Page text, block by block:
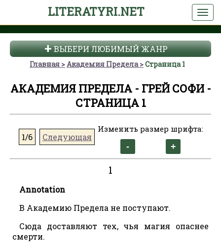
LITERATYRI.NET
ВЫБЕРИ ЛЮБИМЫЙ ЖАНР
Главная Академия Предела Страница 1
АКАДЕМИЯ ПРЕДЕЛА - ГРЕЙ СОФИ -
СТРАНИЦА 1
1/6 Следующая
Изменить размер шрифта:
1
Annotation
В Академию Предела не поступают.
Сюда доставляют тех, чья магия опаснее
смерти.